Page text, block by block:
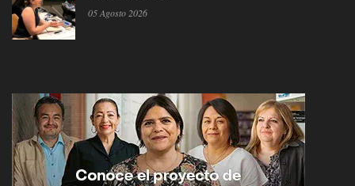
05 Agosto 2026